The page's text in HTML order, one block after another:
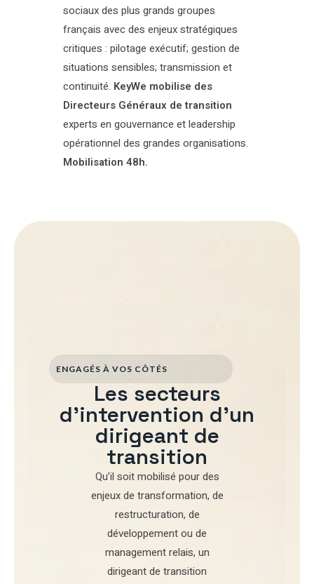
sociaux des plus grands groupes
français avec des enjeux stratégiques
critiques : pilotage exécutif; gestion de
situations sensibles; transmission et
continuité. KeyWe mobilise des
Directeurs Généraux de transition
experts en gouvernance et leadership
opérationnel des grandes organisations.
Mobilisation 48h.
ENGAGÉS À VOS CÔTÉS
Les secteurs
d'intervention d'un
dirigeant de
transition
Qu’il soit mobilisé pourdes
enjeux de transformation, de
restructuration, de
développementou de
management relais, un
dirigeant de transition